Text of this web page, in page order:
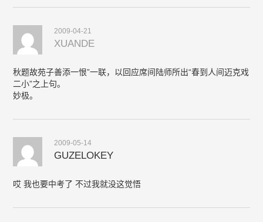
2009-04-21
XUANDE
秋题故苑子善添一恨”一联，以回应席间陆师所出“春到人间迈克戏
二小”之上句。
妙极。
2009-05-14
GUZELOKEY
哎 我也要中考了 不过我就没这觉悟